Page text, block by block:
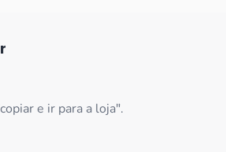
e ir para a loja".